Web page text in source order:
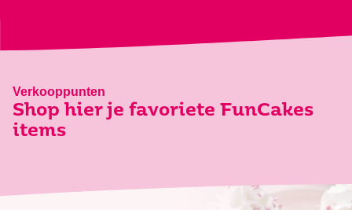
Verkooppunten
Shop hier je favoriete FunCakes
items